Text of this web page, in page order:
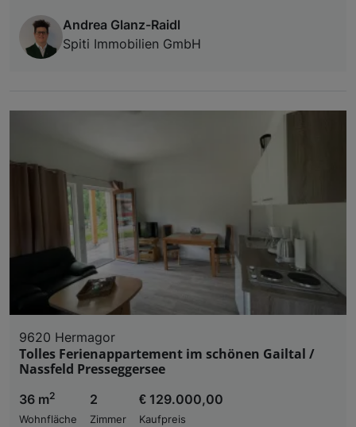
Andrea Glanz-Raidl
Spiti Immobilien GmbH
9620 Hermagor
Tolles Ferienappartement im schönen Gailtal /
Nassfeld Presseggersee
36 m2
Wohnfläche
2
Zimmer
€ 129.000,00
Kaufpreis